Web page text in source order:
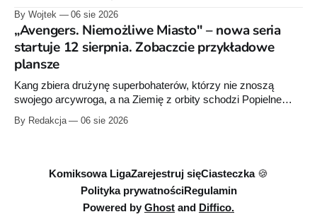
raz”, którego pierwsze wydanie ukazało się w 2015 roku.
By Wojtek 06 sie 2026
„Avengers. Niemożliwe Miasto" – nowa seria
startuje 12 sierpnia. Zobaczcie przykładowe
plansze
Kang zbiera drużynę superbohaterów, którzy nie znoszą
swojego arcywroga, a na Ziemię z orbity schodzi Popielne
serii Avengers autorstwa Jeda MacKaya trafia do sklepów 12
By Redakcja 06 sie 2026
Komiksowa LigaZarejestruj sięCiasteczka 🍪
Polityka prywatnościRegulamin
Powered by Ghost and Diffico.